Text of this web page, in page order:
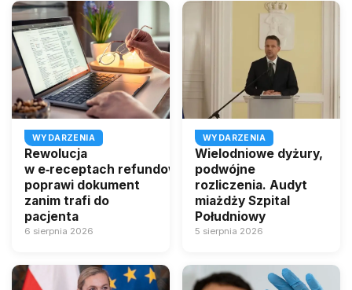
WYDARZENIA
Rewolucja
w e‑receptach refundowanych. Lekarz
poprawi dokument
zanim trafi do
pacjenta
6 sierpnia 2026
WYDARZENIA
Wielodniowe dyżury,
podwójne
rozliczenia. Audyt
miażdży Szpital
Południowy
5 sierpnia 2026